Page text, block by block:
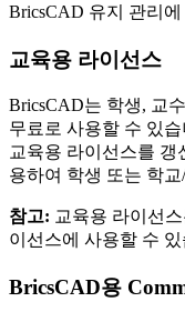
BricsCAD 유지 관리
교육용 라이선스
BricsCAD는 학생, 교
무료로 사용할 수 있
교육용 라이선스를 갱
용하여 학생 또는 학
참고: 교육용 라이선
이선스에 사용할 수
BricsCAD용